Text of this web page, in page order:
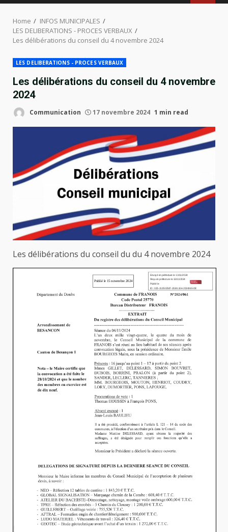
Home
INFOS MUNICIPALES
LES DELIBERATIONS - PROCES VERBAUX
Les délibérations du conseil du 4 novembre 2024
LES DELIBERATIONS - PROCES VERBAUX
Les délibérations du conseil du 4 novembre
2024
Communication 17 novembre 2024 1 min read
Les délibérations du conseil du du 4 novembre 2024